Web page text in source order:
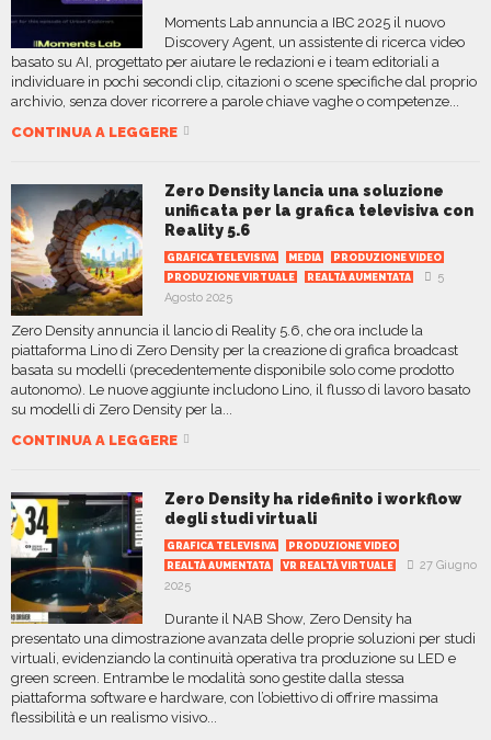
Moments Lab annuncia a IBC 2025 il nuovo
Discovery Agent, un assistente di ricerca video
basato su AI, progettato per aiutare le redazioni e i team editoriali a
individuare in pochi secondi clip, citazioni o scene specifiche dal proprio
archivio, senza dover ricorrere a parole chiave vaghe o competenze...
CONTINUA A LEGGERE
Zero Density lancia una soluzione
unificata per la grafica televisiva con
Reality 5.6
GRAFICA TELEVISIVA MEDIA
PRODUZIONE VIDEO
PRODUZIONE VIRTUALE
REALTÀ AUMENTATA
5
Agosto 2025
Zero Density annuncia il lancio di Reality 5.6, che ora include la
piattaforma Lino di Zero Density per la creazione di grafica broadcast
basata su modelli (precedentemente disponibile solo come prodotto
autonomo). Le nuove aggiunte includono Lino, il flusso di lavoro basato
su modelli di Zero Density per la...
CONTINUA A LEGGERE
Zero Density ha ridefinito i workflow
degli studi virtuali
GRAFICA TELEVISIVA
PRODUZIONE VIDEO
REALTÀ AUMENTATA
VR REALTÀ VIRTUALE
27 Giugno
2025
Durante il NAB Show, Zero Density ha
presentato una dimostrazione avanzata delle proprie soluzioni per studi
virtuali, evidenziando la continuità operativa tra produzione su LED e
green screen. Entrambe le modalità sono gestite dalla stessa
piattaforma software e hardware, con l’obiettivo di offrire massima
flessibilità e un realismo visivo...